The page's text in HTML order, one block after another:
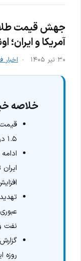
جهش قیمت طلا
آمریکا و ایران؛ اونس به
۳۰ تیر ۱۴۰۵ اخبار
خلاصه
۱.۵ درصدی به حدود ۴۰۷۱ دلار رسید.
نفت
روزه